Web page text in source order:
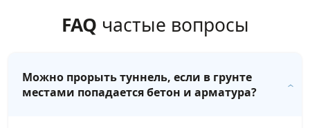
FAQ частые вопросы
Можно прорыть туннель, если в грунте
местами попадается бетон и арматура?